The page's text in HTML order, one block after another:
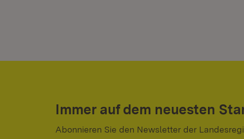
Immer auf dem neuesten
Abonnieren Sie den Newsletter der